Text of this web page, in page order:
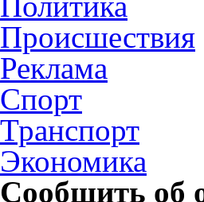
Происшествия
Реклама
Спорт
Транспорт
Экономика
Сообщить об